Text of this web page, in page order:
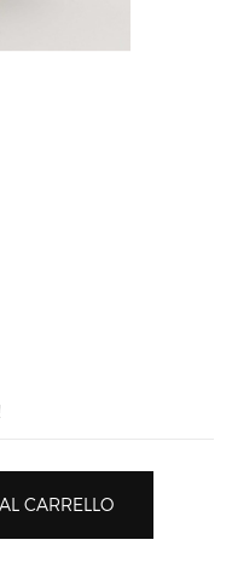
CARRELLO